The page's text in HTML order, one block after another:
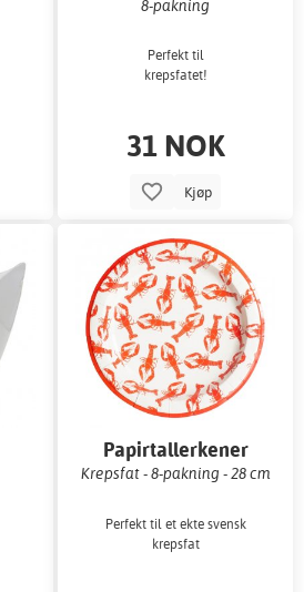
8-pakning
Perfekt til
krepsfatet!
31 NOK
Kjøp
Papirtallerkener
Krepsfat - 8-pakning - 28 cm
Perfekt til et ekte svensk
krepsfat